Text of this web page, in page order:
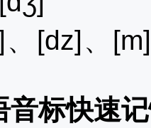
[dz]、
音标快速